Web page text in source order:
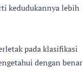
kedudukannya lebih
pada klasifikasi
dengan benar